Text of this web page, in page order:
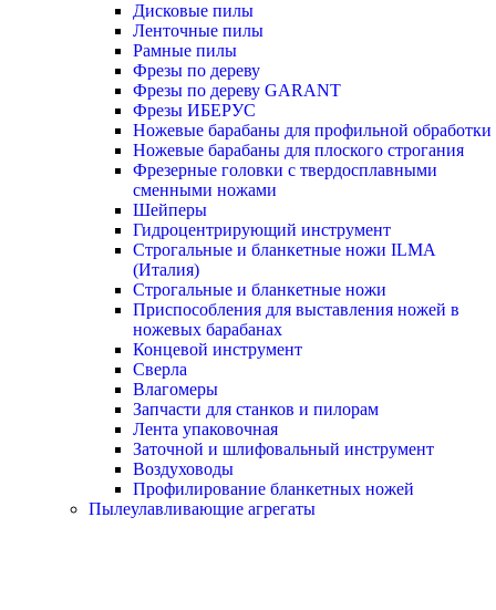
Дисковые пилы
Ленточные пилы
Рамные пилы
Фрезы по дереву
Фрезы по дереву GARANT
Фрезы ИБЕРУС
Ножевые барабаны для профильной обработки
Ножевые барабаны для плоского строгания
Фрезерные головки с твердосплавными
сменными ножами
Шейперы
Гидроцентрирующий инструмент
Строгальные и бланкетные ножи ILMA
(Италия)
Cтрогальные и бланкетные ножи
Приспособления для выставления ножей в
ножевых барабанах
Концевой инструмент
Сверла
Влагомеры
Запчасти для станков и пилорам
Лента упаковочная
Заточной и шлифовальный инструмент
Воздуховоды
Профилирование бланкетных ножей
Пылеулавливающие агрегаты